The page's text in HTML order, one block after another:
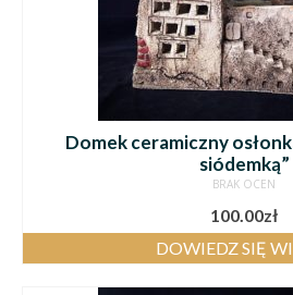
Domek ceramiczny
siódemką”
BRAK OCEN
100.00zł
DOWIEDZ SIĘ